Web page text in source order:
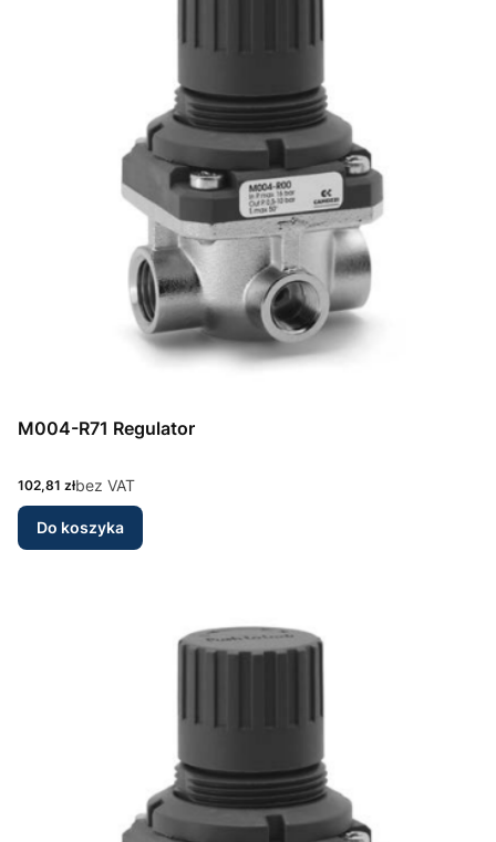
M004-R71 Regulator
Cena
102,81 złbez VAT
Do koszyka